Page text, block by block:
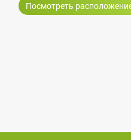
Посмотреть